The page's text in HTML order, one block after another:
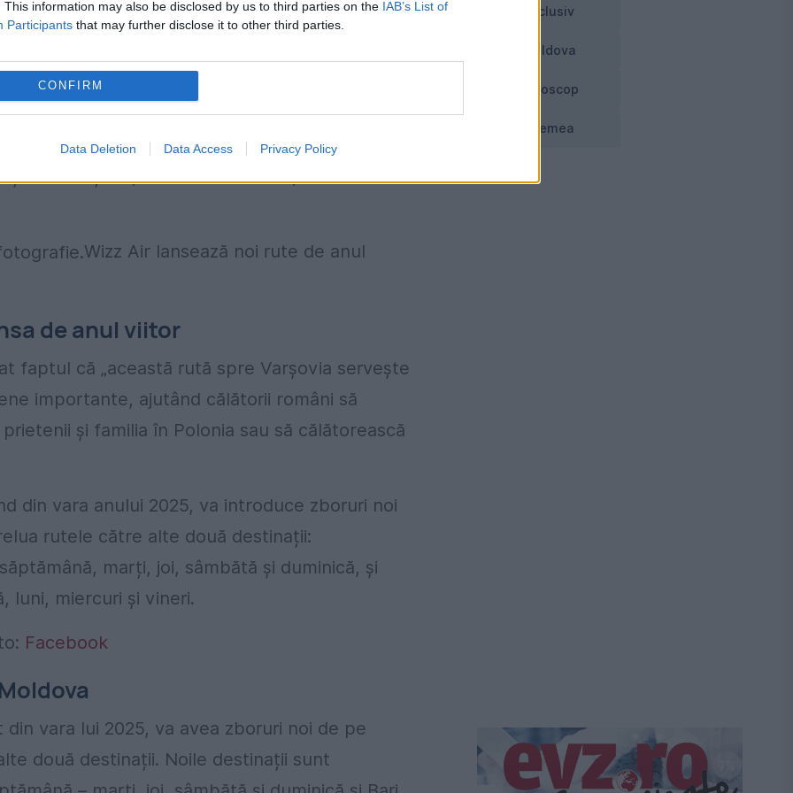
This information may also be disclosed by us to third parties on the IAB’s List of
Participants that may further disclose it to other third parties.
CONFIRM
Data Deletion Data Access Privacy Policy
parcursul anului. Wizz Air se angajează să
unor opțiuni directe și mai
la Wizz Air, a transmis că „Wizz Air
rute și mai convenabile și oportunități de
să anunțăm prima noastră rută permanentă
Wizz Air lansează noi rute de anul
de anul viitor
faptul că „această rută spre Varșovia servește
importante, ajutând călătorii români să
și familia în Polonia sau să călătorească
din vara anului 2025, va introduce zboruri noi
rutele către alte două destinații:
marți, joi, sâmbătă și duminică, și
luni, miercuri și vineri.
Facebook
vara lui 2025, va avea zboruri noi de pe
două destinații. Noile destinații sunt
Exclusiv
Moldova
Horoscop
Vremea